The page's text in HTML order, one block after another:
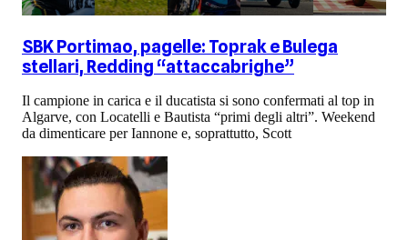
SBK Portimao, pagelle: Toprak e Bulega
stellari, Redding “attaccabrighe”
Il campione in carica e il ducatista si sono confermati al top in
Algarve, con Locatelli e Bautista “primi degli altri”. Weekend
da dimenticare per Iannone e, soprattutto, Scott